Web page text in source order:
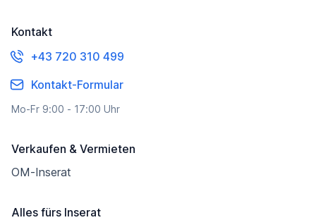
Kontakt
+43 720 310 499
Kontakt-Formular
Mo-Fr 9:00 - 17:00 Uhr
Verkaufen & Vermieten
OM-Inserat
Alles fürs Inserat